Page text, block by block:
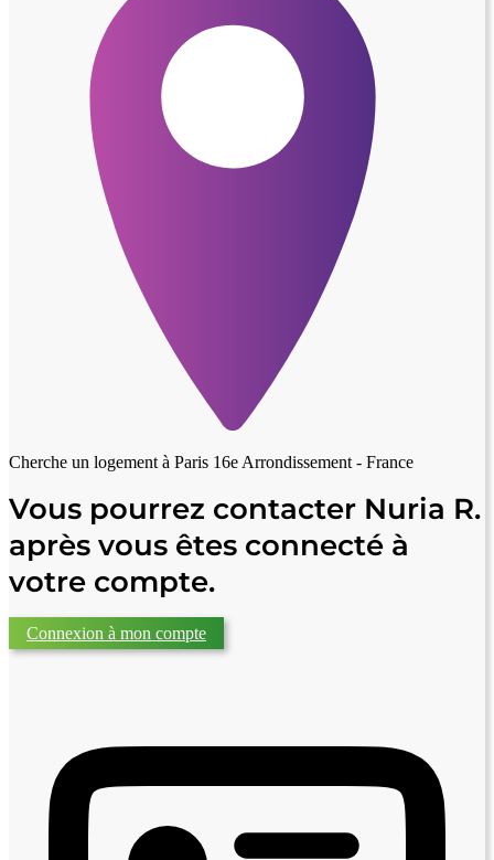
Cherche un logement à Paris 16e Arrondissement - France
Vous pourrez contacter Nuria R.
après vous êtes connecté à
votre compte.
Connexion à mon compte